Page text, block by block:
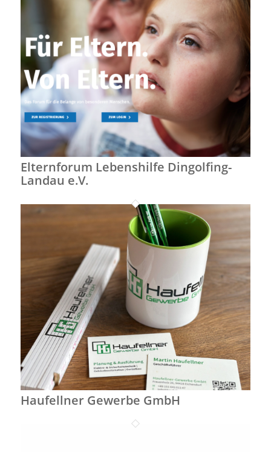
Elternforum Lebenshilfe Dingolfing-
Landau e.V.
Haufellner Gewerbe GmbH